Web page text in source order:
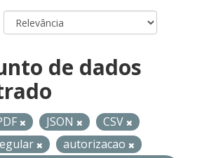
de dados
JSON
CSV
autorizacao